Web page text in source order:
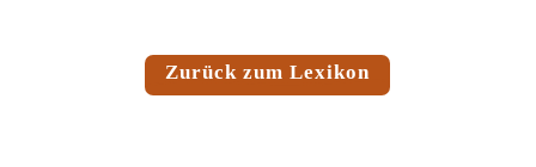
Zurück zum Lexikon